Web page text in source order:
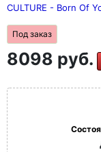
CULTURE - Born Of
Под заказ
8098 руб.